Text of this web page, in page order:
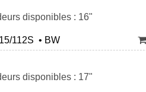
disponibles : 16"
112S • BW
disponibles : 17"